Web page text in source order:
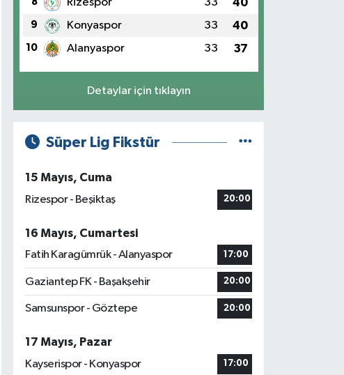
Rizespor 33 40
9 Konyaspor 33 40
10 Alanyaspor 33 37
Detaylar için tıklayın
Süper Lig Fikstür
15 Mayıs, Cuma
Rizespor - Beşiktaş
20:00
16 Mayıs, Cumartesi
Fatih Karagümrük - Alanyaspor
17:00
Gaziantep FK - Başakşehir 20:00
Samsunspor - Göztepe 20:00
17 Mayıs, Pazar
Kayserispor - Konyaspor
17:00